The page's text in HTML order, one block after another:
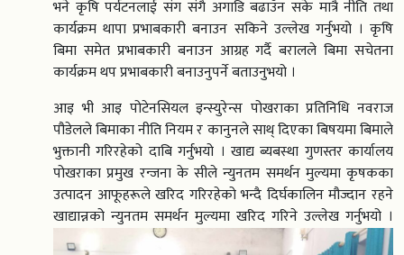
भने कृषि पर्यटनलाई संग संगै अगाडि बढाउँन सके मात्रै नीति तथा
कार्यक्रम थापा प्रभाबकारी बनाउन सकिने उल्लेख गर्नुभयो । कृषि
बिमा समेत प्रभाबकारी बनाउन आग्रह गर्दै बरालले बिमा सचेतना
कार्यक्रम थप प्रभाबकारी बनाउनुपर्ने बताउनुभयो ।
आइ भी आइ पोटेनसियल इन्स्युरेन्स पोखराका प्रतिनिधि नवराज
पौडेलले बिमाका नीति नियम र कानुनले साथ् दिएका बिषयमा बिमाले
भुक्तानी गरिरहेको दाबि गर्नुभयो । खाद्य ब्यबस्था गुणस्तर कार्यालय
पोखराका प्रमुख रन्जना के सीले न्युनतम समर्थन मुल्यमा कृषकका
उत्पादन आफूहरूले खरिद गरिरहेको भन्दै दिर्घकालिन मौज्दान रहने
खाद्यान्नको न्युनतम समर्थन मुल्यमा खरिद गरिने उल्लेख गर्नुभयो ।